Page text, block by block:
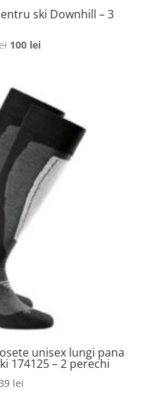
ski Downhill – 3
Prețul
fost:
179 lei.
100 leiPrețul
unisex lungi pana
174125 – 2 perechi
lei